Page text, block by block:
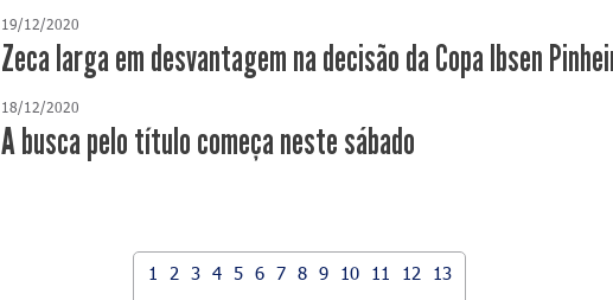
19/12/2020
Zeca larga em desvantagem na decisão da Copa Ibsen
18/12/2020
A busca pelo título começa neste sábado
1 2 3 4 5 6 7 8 9 10 11 12
13